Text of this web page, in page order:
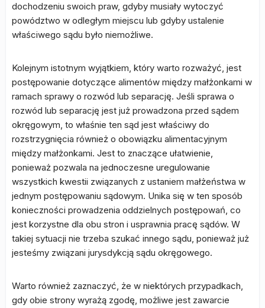
dochodzeniu swoich praw, gdyby musiały wytoczyć
powództwo w odległym miejscu lub gdyby ustalenie
właściwego sądu było niemożliwe.
Kolejnym istotnym wyjątkiem, który warto rozważyć, jest
postępowanie dotyczące alimentów między małżonkami w
ramach sprawy o rozwód lub separację. Jeśli sprawa o
rozwód lub separację jest już prowadzona przed sądem
okręgowym, to właśnie ten sąd jest właściwy do
rozstrzygnięcia również o obowiązku alimentacyjnym
między małżonkami. Jest to znaczące ułatwienie,
ponieważ pozwala na jednoczesne uregulowanie
wszystkich kwestii związanych z ustaniem małżeństwa w
jednym postępowaniu sądowym. Unika się w ten sposób
konieczności prowadzenia oddzielnych postępowań, co
jest korzystne dla obu stron i usprawnia pracę sądów. W
takiej sytuacji nie trzeba szukać innego sądu, ponieważ już
jesteśmy związani jurysdykcją sądu okręgowego.
Warto również zaznaczyć, że w niektórych przypadkach,
gdy obie strony wyrażą zgodę, możliwe jest zawarcie